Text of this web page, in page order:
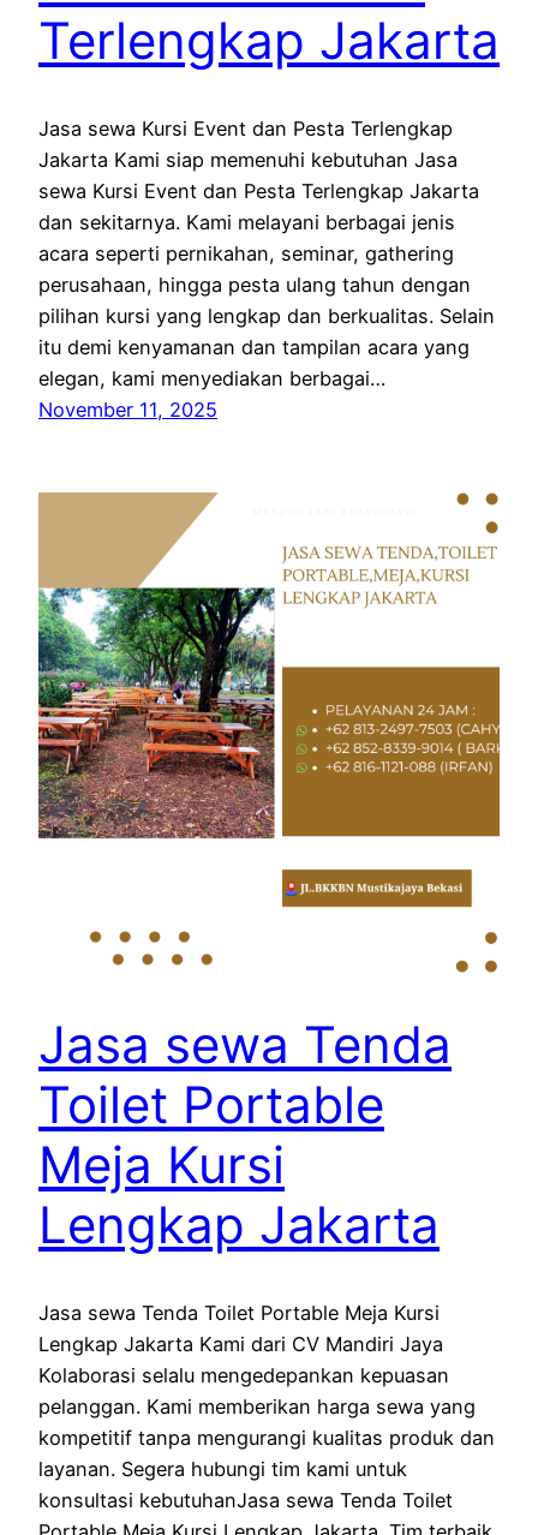
Terlengkap Jakarta
Jasa sewa Kursi Event dan Pesta Terlengkap
Jakarta Kami siap memenuhi kebutuhan Jasa
sewa Kursi Event dan Pesta Terlengkap Jakarta
dan sekitarnya. Kami melayani berbagai jenis
acara seperti pernikahan, seminar, gathering
perusahaan, hingga pesta ulang tahun dengan
pilihan kursi yang lengkap dan berkualitas. Selain
itu demi kenyamanan dan tampilan acara yang
elegan, kami menyediakan berbagai…
November 11, 2025
Jasa sewa Tenda
Toilet Portable
Meja Kursi
Lengkap Jakarta
Jasa sewa Tenda Toilet Portable Meja Kursi
Lengkap Jakarta Kami dari CV Mandiri Jaya
Kolaborasi selalu mengedepankan kepuasan
pelanggan. Kami memberikan harga sewa yang
kompetitif tanpa mengurangi kualitas produk dan
layanan. Segera hubungi tim kami untuk
konsultasi kebutuhanJasa sewa Tenda Toilet